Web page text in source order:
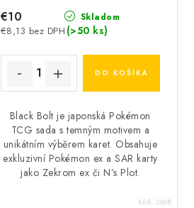
Skladom
(>50 ks)
€8,13 bez DPH
€10
DO KOŠÍKA
Black Bolt je japonská Pokémon
TCG sada s temným motivem a
unikátním výběrem karet. Obsahuje
exkluzivní Pokémon ex a SAR karty
jako Zekrom ex či N’s Plot.
Kód: 2668